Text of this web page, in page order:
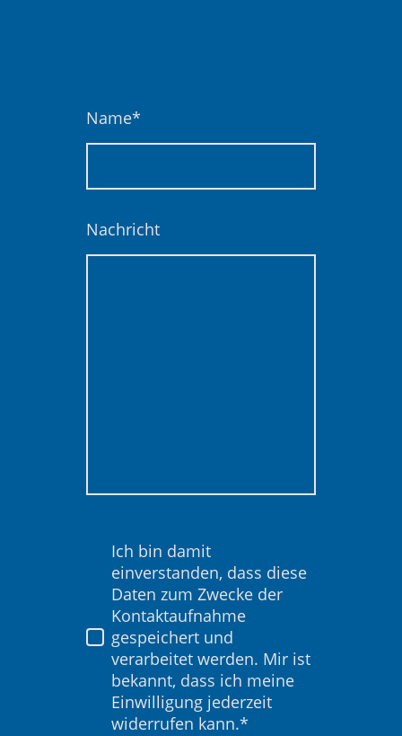
Name*
Nachricht
Ich bin damit
einverstanden, dass diese
Daten zum Zwecke der
Kontaktaufnahme
gespeichert und
verarbeitet werden. Mir ist
bekannt, dass ich meine
Einwilligung jederzeit
widerrufen kann.*